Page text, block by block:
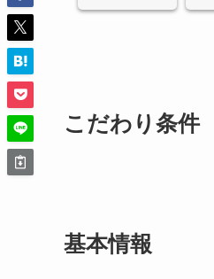
こだわり条件
基本情報